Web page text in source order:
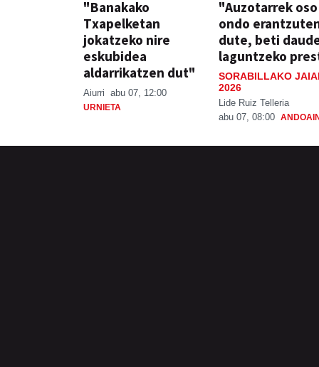
"Banakako
Txapelketan
jokatzeko nire
eskubidea
aldarrikatzen dut"
Aiurri abu 07, 12:00
URNIETA
"Auzotarrek oso
ondo
dute, beti
laguntzeko
SORABILLAKO
2026
Lide Ruiz Telleria
abu 07, 08:00